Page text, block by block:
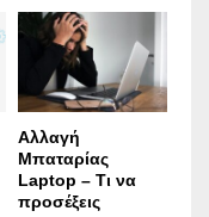
Αλλαγή
Μπαταρίας
Laptop – Τι να
προσέξεις